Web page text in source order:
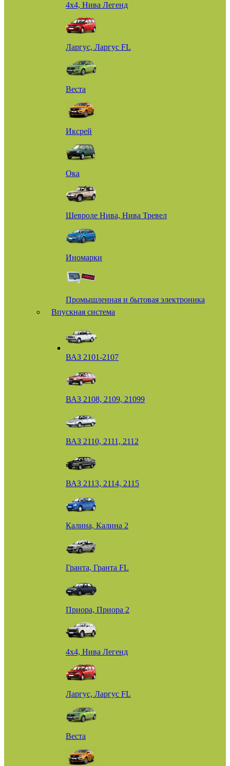
4х4, Нива Легенд
Ларгус, Ларгус FL
Веста
Иксрей
Ока
Шевроле Нива, Нива Тревел
Иномарки
Промышленная и бытовая электроника
Впускная система
ВАЗ 2101-2107
ВАЗ 2108, 2109, 21099
ВАЗ 2110, 2111, 2112
ВАЗ 2113, 2114, 2115
Калина, Калина 2
Гранта, Гранта FL
Приора, Приора 2
4х4, Нива Легенд
Ларгус, Ларгус FL
Веста